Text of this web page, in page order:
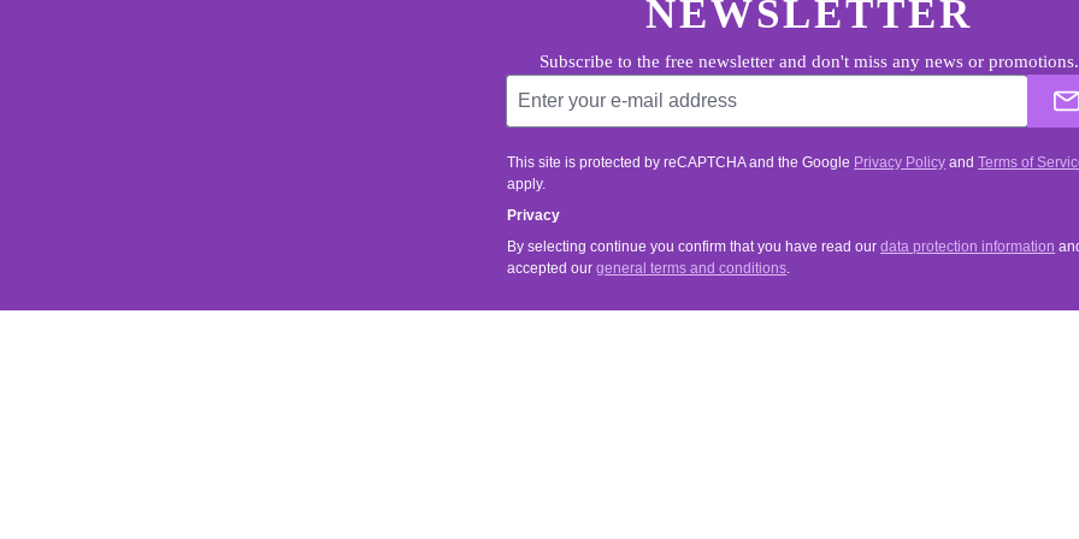
NEWSLETTER
Subscribe to the free newsletter and don't miss any news or promotions.
This site is protected by reCAPTCHA and the Google Privacy Policy andTerms of
apply.
Privacy
By selecting continue you confirm that you have read ourdata protection information
accepted ourgeneral terms and conditions